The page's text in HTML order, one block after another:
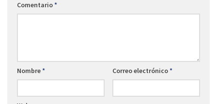
Comentario*
Nombre* Correo electrónico*